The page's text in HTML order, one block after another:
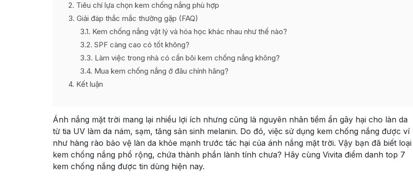
2 Tiêu chí lựa chọn kem chống nắng phù hợp
3 Giải đáp thắc mắc thường gặp (FAQ)
3.1 Kem chống nắng vật lý và hóa học khác nhau như thế nào?
3.2 SPF càng cao có tốt không?
3.3 Làm việc trong nhà có cần bôi kem chống nắng không?
3.4 Mua kem chống nắng ở đâu chính hãng?
4 Kết luận
Ánh nắng mặt trời mang lại nhiều lợi ích nhưng cũng là nguyên nhân tiềm ẩn gây hại cho làn da
từ tia UV làm da nám, sạm, tăng sản sinh melanin. Do đó, việc sử dụng kem chống nắng được ví
như hàng rào bảo vệ làn da khỏe mạnh trước tác hại của ánh nắng mặt trời. Vậy bạn đã biết loại
kem chống nắng phổ rộng, chứa thành phần lành tính chưa? Hãy cùng Vivita điểm danh top 7
kem chống nắng được tin dùng hiện nay.